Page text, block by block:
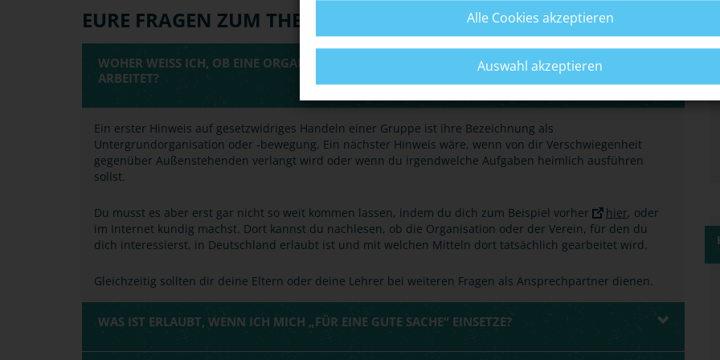
EURE FRAGEN ZUM THEMA
WOHER WEISS ICH, OB EINE ORGANISATION ODER EIN VEREIN MIT GESETZLICHEN MITTELN A
RBEITET?
Ein erster Hinweis auf gesetzwidriges Handeln einer Gruppe ist ihre Bezeichnung als
Untergrundorganisation oder -bewegung. Ein nächster Hinweis wäre, wenn von dir Verschwiegenheit
gegenüber Außenstehenden verlangt wird oder wenn du irgendwelche Aufgaben heimlich ausführen
sollst.
Du musst es aber erst gar nicht so weit kommen lassen, indem du dich zum Beispiel vorher hier, oder
im Internet kundig machst. Dort kannst du nachlesen, ob die Organisation oder der Verein, für den du
dich interessierst, in Deutschland erlaubt ist und mit welchen Mitteln dort tatsächlich gearbeitet wird.
Gleichzeitig sollten dir deine Eltern oder deine Lehrer bei weiteren Fragen als Ansprechpartner dienen.
WAS IST ERLAUBT, WENN ICH MICH „FÜR EINE GUTE SACHE“ EINSETZE?
Alle Cookies akzeptieren
Auswahl akzeptieren